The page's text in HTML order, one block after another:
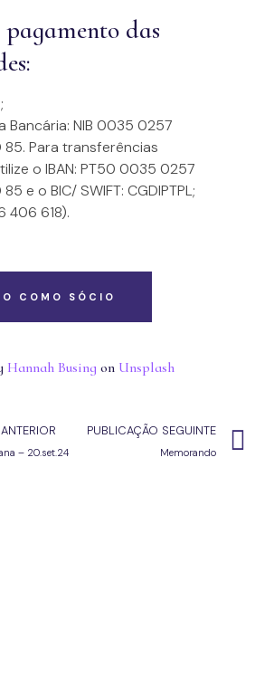
das
Bancária: NIB 0035 0257
Para transferências
o IBAN: PT50 0035 0257
e o BIC/ SWIFT: CGDIPTPL;
406 618).
COMO SÓCIO
Hannah Busing on Unsplash
– 20.set.24
PUBLICAÇÃO SEGUINTE
Memorando